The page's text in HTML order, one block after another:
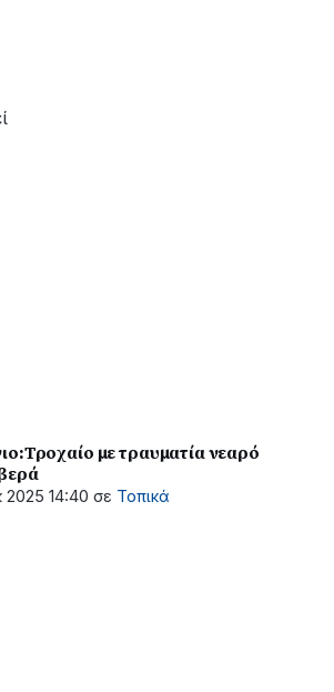
με τραυματία νεαρό
2025 14:40 σε Τοπικά